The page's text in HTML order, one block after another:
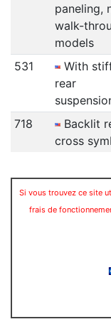
paneling,
walk-
models
531
With
rear
718
Backlit
cross
Si vous trouvez ce site
frais de